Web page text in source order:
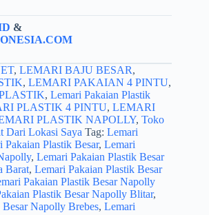
&
, LEMARI BAJU BESAR,
, LEMARI PAKAIAN 4 PINTU,
, Lemari Pakaian Plastik
PLASTIK 4 PINTU, LEMARI
PLASTIK NAPOLLY, Toko
Dari Lokasi Saya Tag: Lemari
Pakaian Plastik Besar, Lemari
, Lemari Pakaian Plastik Besar
Barat, Lemari Pakaian Plastik Besar
Pakaian Plastik Besar Napolly
Plastik Besar Napolly Blitar,
Napolly Brebes, Lemari